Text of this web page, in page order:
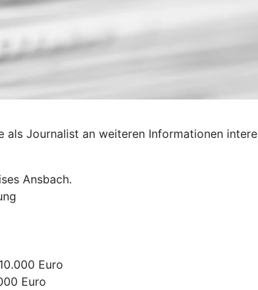
Journalist an weiteren Informationen
Ansbach.
Euro
Euro